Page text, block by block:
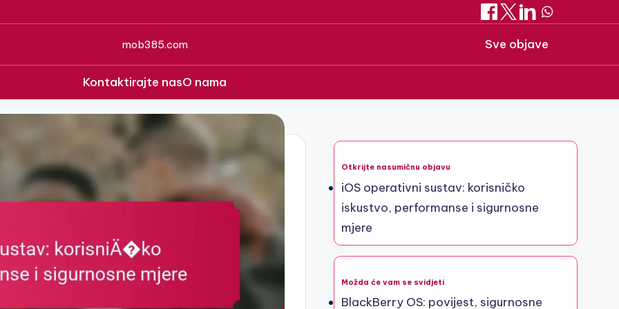
mob385.com Sve objave
Kontaktirajte nasO nama
Otkrijte nasumičnu objavu
iOS operativni sustav: korisničko
iskustvo, performanse i sigurnosne
mjere
Možda će vam se svidjeti
BlackBerry OS: povijest, sigurnosne